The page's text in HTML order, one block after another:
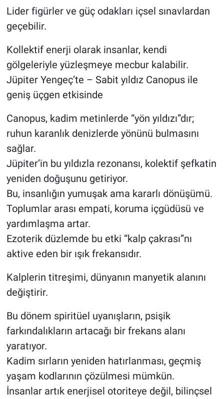
Lider figürler ve güç odakları içsel sınavlardan
geçebilir.
Kollektif enerji olarak insanlar, kendi
gölgeleriyle yüzleşmeye mecbur kalabilir.
Jüpiter Yengeç’te – Sabit yıldız Canopus ile
geniş üçgen etkisinde
Canopus, kadim metinlerde “yön yıldızı”dır;
ruhun karanlık denizlerde yönünü bulmasını
sağlar.
Jüpiter’in bu yıldızla rezonansı, kolektif şefkatin
yeniden doğuşunu getiriyor.
Bu, insanlığın yumuşak ama kararlı dönüşümü.
Toplumlar arası empati, koruma içgüdüsü ve
yardımlaşma artar.
Ezoterik düzlemde bu etki “kalp çakrası”nı
aktive eden bir ışık frekansıdır.
Kalplerin titreşimi, dünyanın manyetik alanını
değiştirir.
Bu dönem spiritüel uyanışların, psişik
farkındalıkların artacağı bir frekans alanı
yaratıyor.
Kadim sırların yeniden hatırlanması, geçmiş
yaşam kodlarının çözülmesi mümkün.
İnsanlar artık enerjisel otoriteye değil, bilinçsel